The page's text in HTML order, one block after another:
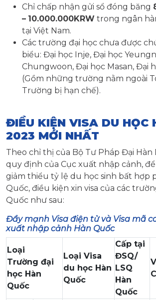
Chỉ chấp nhận gửi sổ đóng băng
– 10.000.000KRW trong ngân
tại Việt Nam.
Các trường đại học chưa được
biểu: Đại học Inje, Đại học
Chungwoon, Đại học Masan, Đại
(Gồm những trường nằm ngoài
Trường bị hạn chế).
ĐIỀU KIỆN VISA DU HỌC
2023 MỚI NHẤT
Theo chỉ thị của Bộ Tư Pháp Đại Hàn
quy định của Cục xuất nhập cảnh,
giảm thiểu tỷ lệ du học sinh bất hợp
Quốc, điều kiện xin visa của các
Quốc như sau:
Đẩy mạnh Visa điện tử và Visa mã
xuất nhập cảnh Hàn Quốc
Loại
Trường đại
học Hàn
Quốc
Loại Visa
du học Hàn
Quốc
Cấp tại
ĐSQ/
LSQ
Hàn
Quốc